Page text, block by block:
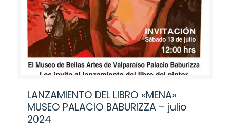
LANZAMIENTO DEL LIBRO «MENA»
MUSEO PALACIO BABURIZZA – julio
2024